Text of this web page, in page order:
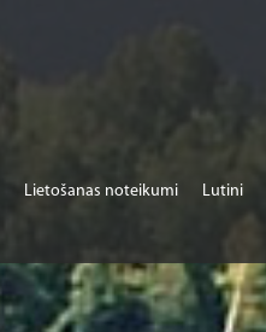
Lietošanas noteikumi Lutini